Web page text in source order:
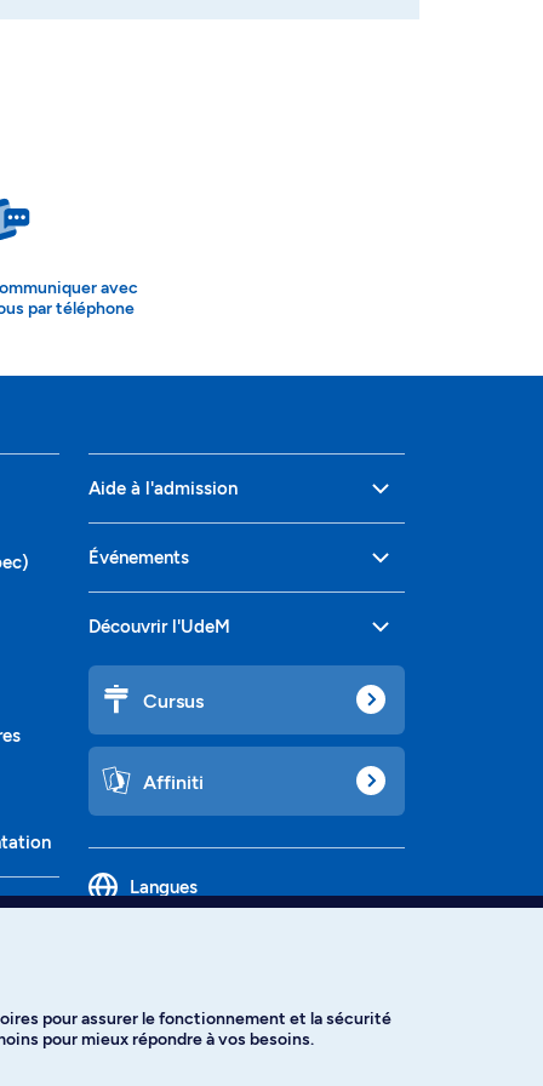
avec
par téléphone
Aide à l'admission
Événements
Découvrir l'UdeM
Cursus
Affiniti
Langues
pour assurer le fonctionnement et la sécurité
pour mieux répondre à vos besoins.